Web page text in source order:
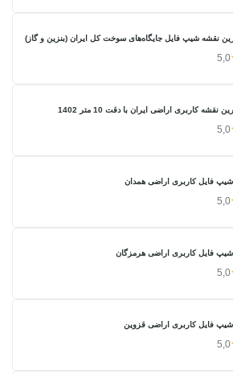
نقشه شیپ فایل جایگاه‌های سوخت کل ایران (بنزین و گاز)
5,0
نقشه کاربری اراضی ایران با دقت 10 متر 1402
5,0
شیپ فایل کاربری اراضی همدان
5,0
شیپ فایل کاربری اراضی هرمزگان
5,0
شیپ فایل کاربری اراضی قزوین
5,0